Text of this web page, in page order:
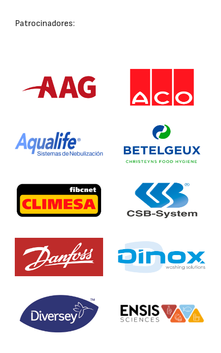
Patrocinadores: